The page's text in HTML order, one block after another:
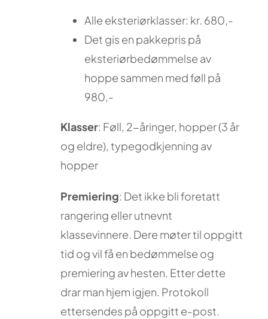
Alle eksteriørklasser: kr. 680,-
Det gis en pakkepris på
eksteriørbedømmelse av
hoppe sammen med føll på
980,-
Klasser: Føll, 2-åringer, hopper (3 år
og eldre), typegodkjenning av
hopper
Premiering: Det ikke bli foretatt
rangering eller utnevnt
klassevinnere. Dere møter til oppgitt
tid og vil få en bedømmelse og
premiering av hesten. Etter dette
drar man hjem igjen. Protokoll
ettersendes på oppgitt e-post.